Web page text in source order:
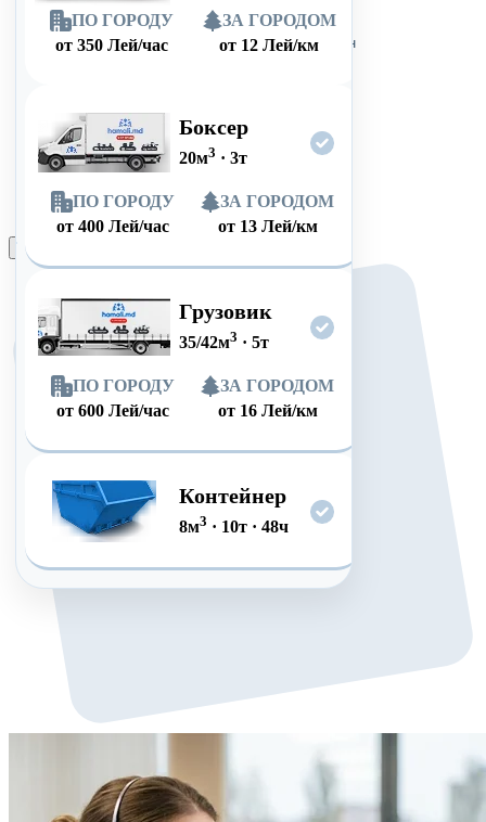
ПО ГОРОДУ
от 350 Лей/час
ЗА ГОРОДОМ
от 12 Лей/км
Боксер
20м3 · 3т
ПО ГОРОДУ
от 400 Лей/час
ЗА ГОРОДОМ
от 13 Лей/км
Грузовик
35/42м3 · 5т
ПО ГОРОДУ
от 600 Лей/час
ЗА ГОРОДОМ
от 16 Лей/км
Контейнер
8м3 · 10т· 48ч
Оформить заказ